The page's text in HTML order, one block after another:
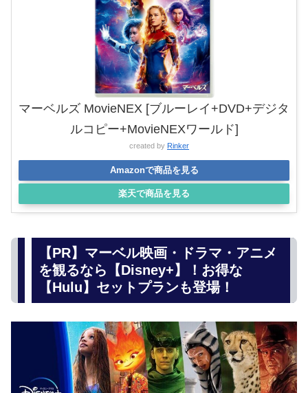
マーベルズ MovieNEX [ブルーレイ+DVD+デジタ
ルコピー+MovieNEXワールド]
created by Rinker
Amazonで商品を見る
楽天で商品を見る
【PR】マーベル映画・ドラマ・アニメ
を観るなら【Disney+】！お得な
【Hulu】セットプランも登場！